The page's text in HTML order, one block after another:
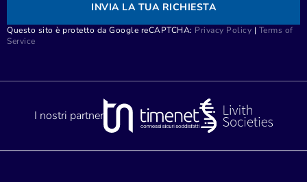
INVIA LA TUA RICHIESTA
Questo sito è protetto da Google reCAPTCHA: Privacy Policy | Terms of
Service
I nostri partner